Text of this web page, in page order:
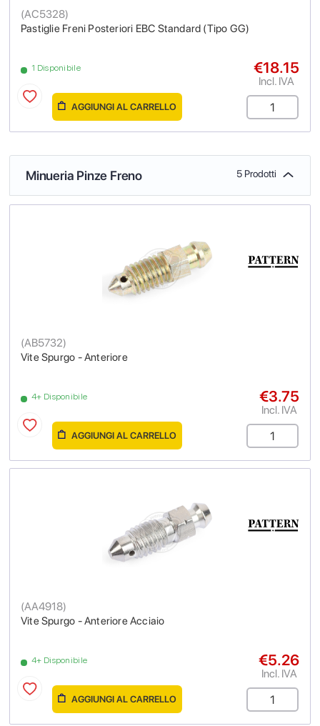
Pastiglie Freni Posteriori EBC Standard (Tipo GG)
(AC5328)
1 Disponibile €18.15
Incl. IVA
AGGIUNGI AL CARRELLO
Minueria Pinze Freno 5 Prodotti
Vite Spurgo - Anteriore
(AB5732)
4+ Disponibile €3.75
Incl. IVA
AGGIUNGI AL CARRELLO
Vite Spurgo - Anteriore Acciaio
(AA4918)
4+ Disponibile €5.26
Incl. IVA
AGGIUNGI AL CARRELLO